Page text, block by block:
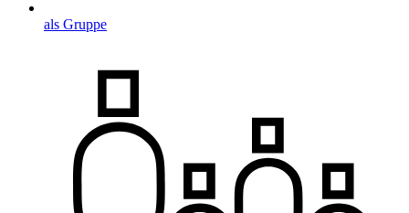
als Gruppe